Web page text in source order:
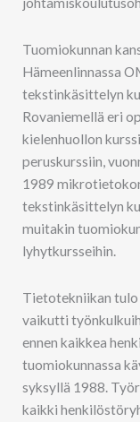
Tuomiokunnan
Hämeenlinnassa
tekstinkäsittelyn
Rovaniemellä eri
kielenhuollon
peruskurssiin,
1989
tekstinkäsittelyn
muitakin
lyhytkursseihin.
Tietotekniikan
vaikutti
ennen kaikkea
tuomiokunnassa
syksyllä 1988.
kaikki